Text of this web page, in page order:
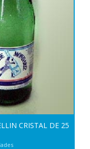
CRISTAL DE 25